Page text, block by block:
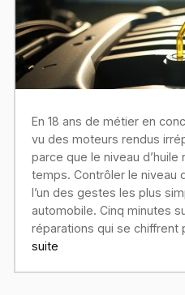
En 18 ans de métier en
vu des moteurs rendus
parce que le niveau d’huile
temps. Contrôler le niveau
l’un des gestes les plus
automobile. Cinq minutes
réparations qui se
suite